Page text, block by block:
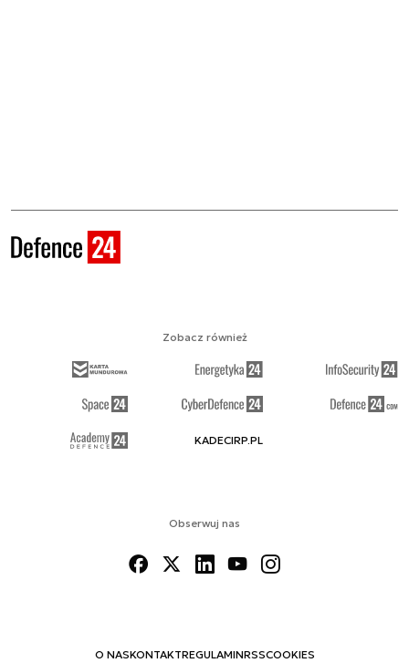
Obserwuj nas
O NASKONTAKTREGULAMINRSSCOOKIES
Zobacz również
KADECIRP.PL